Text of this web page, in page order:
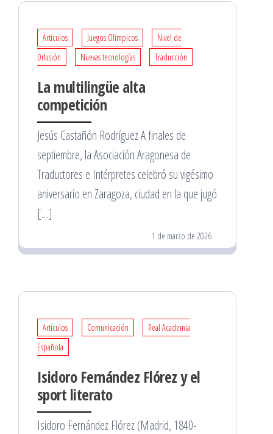
Artículos Juegos Olímpicos
Nivel de
Difusión
Nuevas tecnologías Traducción
La multilingüe alta
competición
Jesús Castañón Rodríguez A finales de
septiembre, la Asociación Aragonesa de
Traductores e Intérpretes celebró su vigésimo
aniversario en Zaragoza, ciudad en la que jugó
[…]
1 de marzo de 2026
Artículos Comunicación
Real Academia
Española
Isidoro Fernández Flórez y el
sport literato
Isidoro Fernández Flórez (Madrid, 1840-